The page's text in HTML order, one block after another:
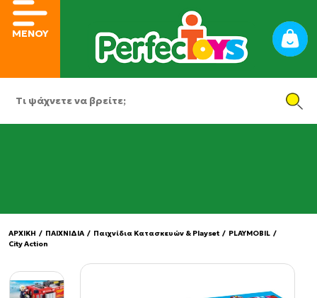
ΜΕΝΟΥ
ΑΡΧΙΚΗ / ΠΑΙΧΝΙΔΙΑ / Παιχνίδια Κατασκευών & Playset / PLAYMOBIL /
City Action